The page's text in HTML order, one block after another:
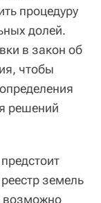
процедуру
долей.
в закон об
чтобы
решений
земель
возможно